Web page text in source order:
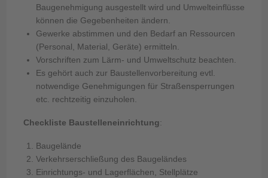
Baugenehmigung ausgestellt wird und Umwelteinflüsse
können die Gegebenheiten ändern.
Gewerke abstimmen und den Bedarf an Ressourcen
(Personal, Material, Geräte) ermitteln.
Vorschriften zum Lärm- und Umweltschutz beachten.
Es gehört auch zur Baustellenvorbereitung evtl.
notwendige Genehmigungen für Straßensperrungen
etc. rechtzeitig einzuholen.
Checkliste Baustelleneinrichtung:
Baugelände
Verkehrserschließung des Baugeländes
Einrichtungs- und Lagerflächen, Stellplätze